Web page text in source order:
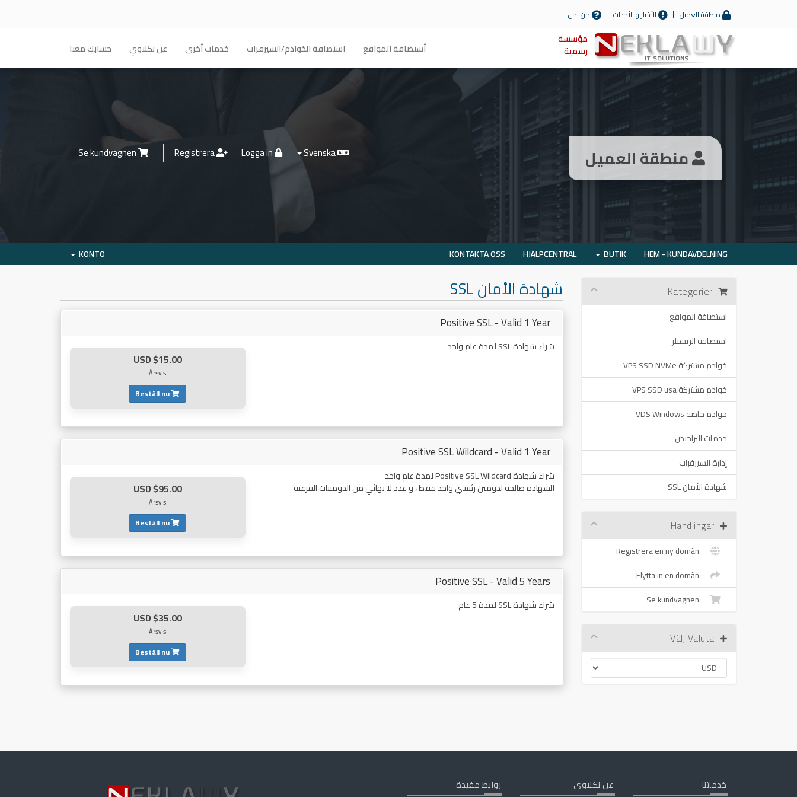
منطقة العميل الأخبار و الأحداث من نحن
مؤسسة
رسمية
أستضافة المواقع استضافة الخوادم/السيرفرات خدمات أخرى عن نكلاوي حسابك معنا
منطقة العميل
HEM - KUNDAVDELNING
BUTIK
HJÄLPCENTRAL
KONTAKTA OSS
KONTO
استضافة المواقع
استضافة الريسيلر
خوادم مشتركة VPS SSD NVMe
خوادم مشتركة VPS SSD usa
خوادم خاصة VDS Windows
خدمات التراخيص
إدارة السيرفرات
شهادة الأمان SSL
شهادة الأمان SSL
Positive SSL - Valid 1 Year
شراء شهادة SSL لمدة عام واحد
$15.00 USD
Årsvis
Beställ nu
Positive SSL Wildcard - Valid 1 Year
شراء شهادة Positive SSL Wildcard لمدة عام واحد
الشهادة صالحة لدومين رئيسي واحد فقط ، و عدد لا نهائي من الدومينات الفرعية
$95.00 USD
Årsvis
Beställ nu
Positive SSL - Valid 5 Years
شراء شهادة SSL لمدة 5 عام
$35.00 USD
Årsvis
Beställ nu
خدماتنا عن نكلاوى روابط مفيدة